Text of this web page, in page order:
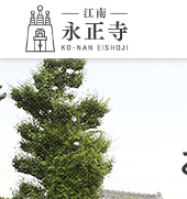
メニュー項目